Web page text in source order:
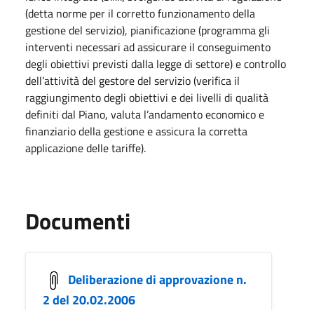
(detta norme per il corretto funzionamento della
gestione del servizio), pianificazione (programma gli
interventi necessari ad assicurare il conseguimento
degli obiettivi previsti dalla legge di settore) e controllo
dell’attività del gestore del servizio (verifica il
raggiungimento degli obiettivi e dei livelli di qualità
definiti dal Piano, valuta l’andamento economico e
finanziario della gestione e assicura la corretta
applicazione delle tariffe).
Documenti
Deliberazione di approvazione n.
2 del 20.02.2006